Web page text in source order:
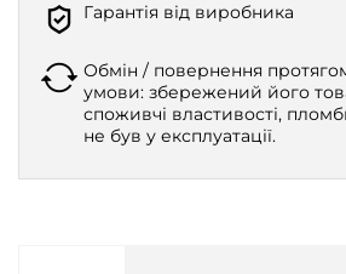
Гарантія від виробника
Обмін / повернення протягом
умови: збережений його
споживчі властивості,
не був у експлуатації.